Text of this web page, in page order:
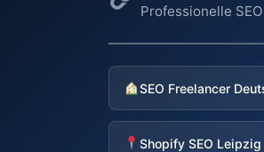
Professionelle
SEO Freelancer
Shopify SEO Leipzig